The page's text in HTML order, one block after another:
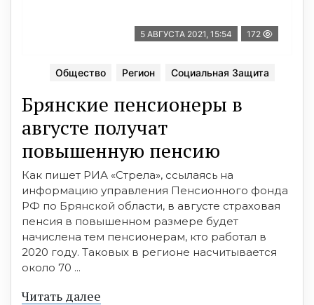
5 АВГУСТА 2021, 15:54 172
Общество Регион Социальная Защита
Брянские пенсионеры в
августе получат
повышенную пенсию
Как пишет РИА «Стрела», ссылаясь на
информацию управления Пенсионного фонда
РФ по Брянской области, в августе страховая
пенсия в повышенном размере будет
начислена тем пенсионерам, кто работал в
2020 году. Таковых в регионе насчитывается
около 70 ...
Читать далее